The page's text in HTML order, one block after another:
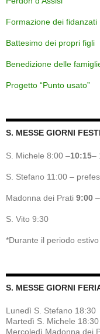
Formazione dei fidanzati
Battesimo dei propri figli
Benedizione delle
Progetto “Punto usato”
S. MESSE GIORNI
S. Michele 8:00 –10:15–
S. Stefano 11:00 –
Madonna dei Prati 9:00 –
S. Vito 9:30
*Durante il periodo
S. MESSE GIORNI
Lunedì S. Stefano 18:30
Martedì S. Michele 18:30
Mercoledì Madonna dei